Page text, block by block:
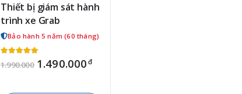
Thiết bị giám sát hành
trình xe Grab
Bảo hành 5 năm (60 tháng)
1.990.000 1.490.000 đ